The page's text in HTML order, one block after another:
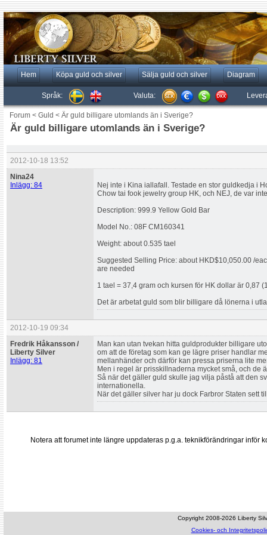
Hem Köpa guld och silver Sälja guld och silver Diagram
Språk: Valuta:
Forum < Guld < Är guld billigare utomlands än i Sverige?
Är guld billigare utomlands än i Sverige?
2012-10-18 13:52
Nina24
Inlägg: 84
Nej inte i Kina iallafall. Testade en stor guldkedja i
Chow tai fook jewelry group HK, och NEJ, de var
Description: 999.9 Yellow Gold Bar
Model No.: 08F CM160341
Weight: about 0.535 tael
Suggested Selling Price: about HKD$10,050.00 /
are needed
1 tael = 37,4 gram och kursen för HK dollar är 0,87
Det är arbetat guld som blir billigare då lönerna i
2012-10-19 09:34
Fredrik Håkansson /
Liberty Silver
Inlägg: 81
Man kan utan tvekan hitta guldprodukter billigare
om att de företag som kan ge lägre priser handlar
mellanhänder och därför kan pressa priserna lite
Men i regel är prisskillnaderna mycket små, och de
Så när det gäller guld skulle jag vilja påstå att den
internationella.
När det gäller silver har ju dock Farbror Staten sett
Notera att forumet inte längre uppdateras p.g.a. teknikförändringar inför
Copyright 2008-2026 Liberty
Cookies- och